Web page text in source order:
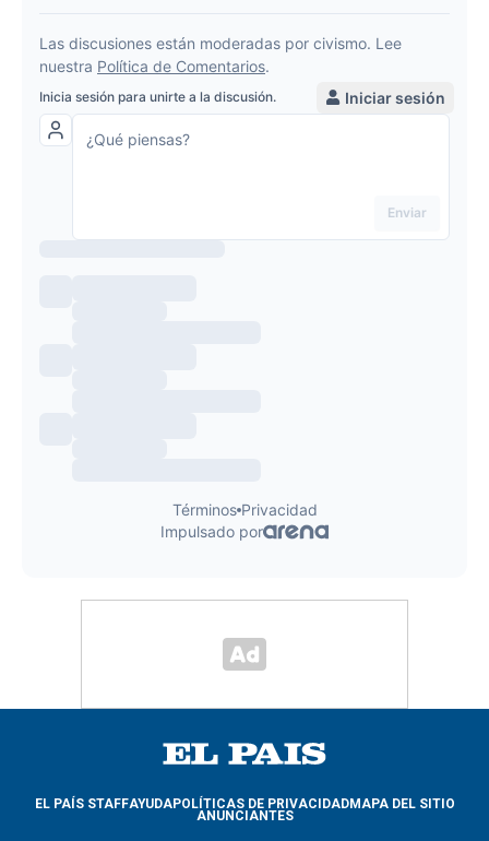
EL PAÍS STAFFAYUDAPOLÍTICAS DE PRIVACIDADMAPA DEL SITIO
ANUNCIANTES